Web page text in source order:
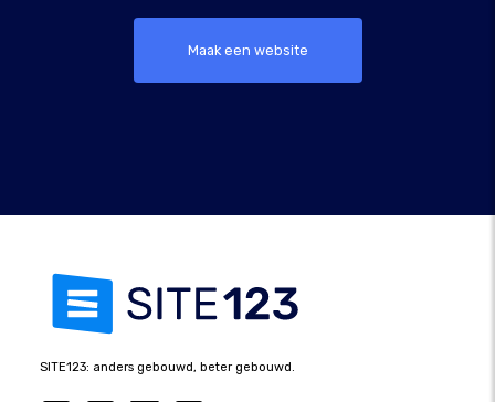
Maak een website
SITE123: anders gebouwd, beter gebouwd.